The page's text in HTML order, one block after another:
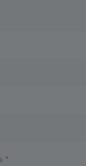
*